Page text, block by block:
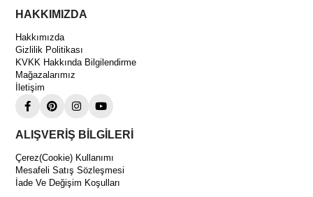
Neden EVCO EV3L21N7 Dijital Termostat Tercih
Edilmelidir?
Basit kurulumu, hassas sıcaklık kontrolü ve güvenilir çalışma
karakteri sayesinde profesyonel soğutma uygulamalarında ideal bir
kontrol çözümüdür. EVCO’nun endüstriyel kontrol cihazlarındaki
tecrübesi ile uzun ömürlü ve stabil performans sunar.
HAKKIMIZDA
Hakkımızda
Gizlilik Politikası
KVKK Hakkında Bilgilendirme
Mağazalarımız
İletişim
ALIŞVERİŞ BİLGİLERİ
Çerez(Cookie) Kullanımı
Mesafeli Satış Sözleşmesi
İade Ve Değişim Koşulları